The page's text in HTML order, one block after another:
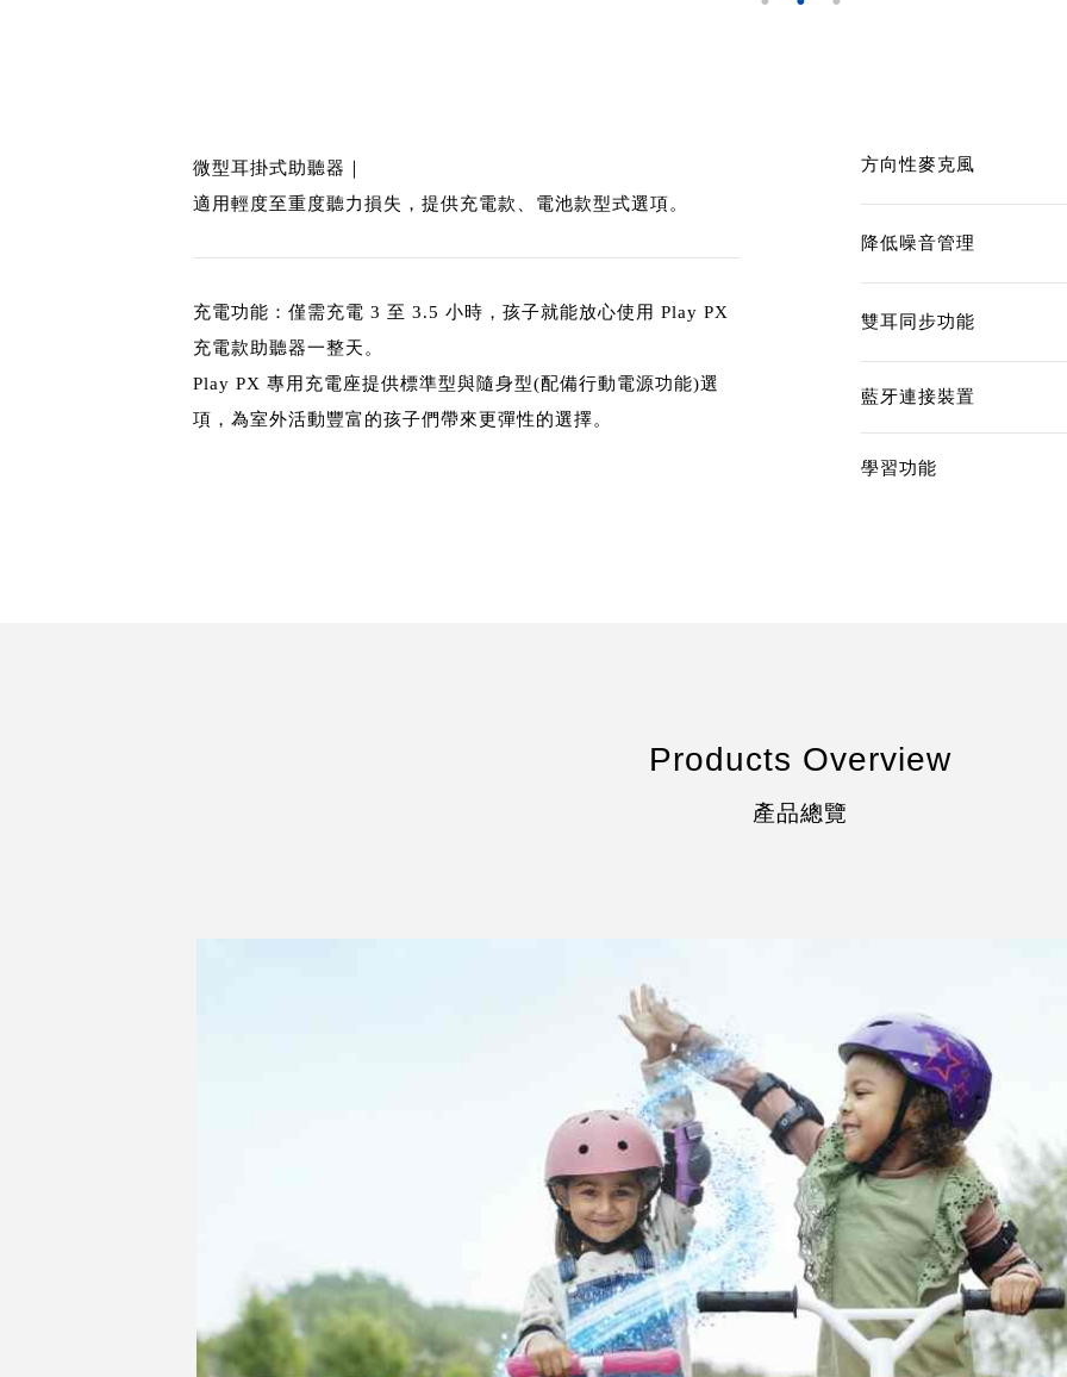
微型耳掛式助聽器｜
適用輕度至重度聽力損失，提供充電款、電池款型式選項。
充電功能：僅需充電 3 至 3.5 小時，孩子就能放心使用 Play PX
充電款助聽器一整天。
Play PX 專用充電座提供標準型與隨身型(配備行動電源功能)選
項，為室外活動豐富的孩子們帶來更彈性的選擇。
方向性麥克風
降低噪音管理
雙耳同步功能
藍牙連接裝置
學習功能
Products Overview
產品總覽